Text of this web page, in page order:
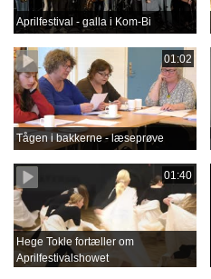
Aprilfestival - galla i Kom-Bi
01:02
Tågen i bakkerne - læseprøve
01:40
Hege Tokle fortæller om
Aprilfestivalshowet